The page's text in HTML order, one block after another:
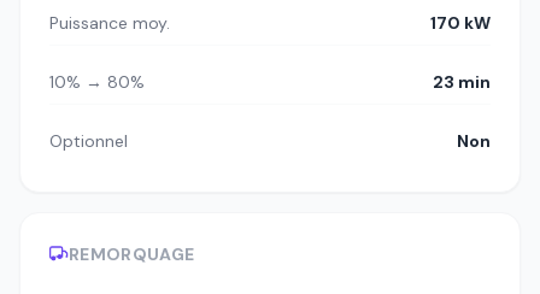
Puissance moy. 170 kW
10% → 80% 23 min
Optionnel Non
REMORQUAGE